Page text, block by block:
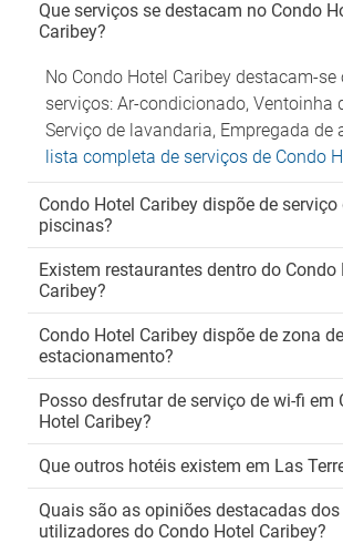
Que serviços se destacam no Condo
Caribey?
No Condo Hotel Caribey destacam-
serviços: Ar-condicionado, Ventoinha
Serviço de lavandaria, Empregada de
lista completa de serviços de Condo
Condo Hotel Caribey dispõe de serviço
piscinas?
Existem restaurantes dentro do Condo
Caribey?
Condo Hotel Caribey dispõe de zona de
estacionamento?
Posso desfrutar de serviço de wi-fi em
Hotel Caribey?
Que outros hotéis existem em Las
Quais são as opiniões destacadas dos
utilizadores do Condo Hotel Caribey?